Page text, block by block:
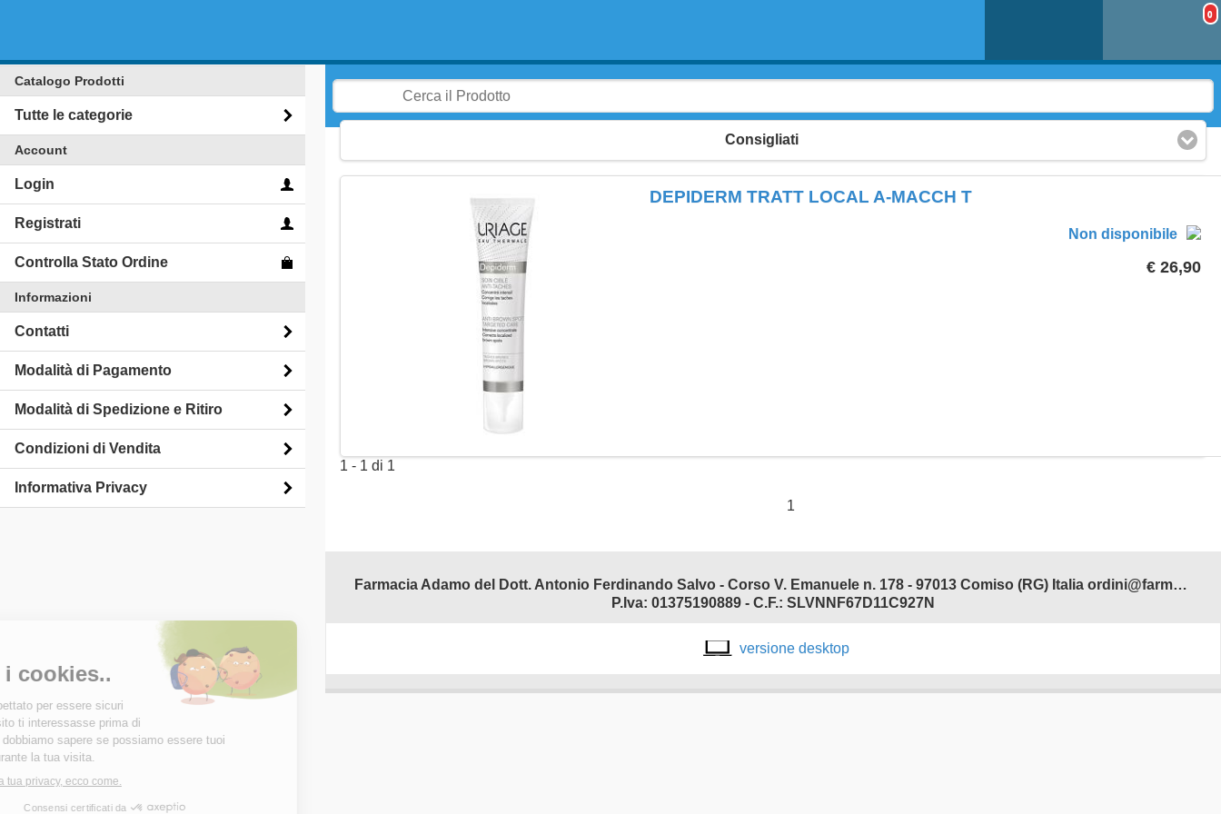
0
Consigliati
DEPIDERM TRATT LOCAL A-MACCH T
Non disponibile
€ 26,90
1 - 1 di 1
1
Farmacia Adamo del Dott. Antonio Ferdinando Salvo - Corso V. Emanuele n. 178 - 97013 Comiso (RG) Italia ordini@farmaciadamonline.it
P.Iva: 01375190889 - C.F.: SLVNNF67D11C927N
versione desktop
Catalogo Prodotti
Tutte le categorie
Account
Login
Registrati
Controlla Stato Ordine
Informazioni
Contatti
Modalità di Pagamento
Modalità di Spedizione e Ritiro
Condizioni di Vendita
Informativa Privacy